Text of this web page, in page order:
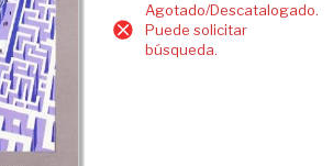
Agotado/Descatalogado.
Puede solicitar
búsqueda.